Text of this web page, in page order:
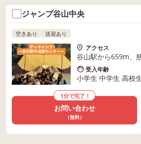
ジャンプ谷山中央
空きあり 送迎あり
アクセス
谷山駅から659m、
受入年齢
小学生 中学生 高校
1分で完了！
お問い合わせ
（無料）